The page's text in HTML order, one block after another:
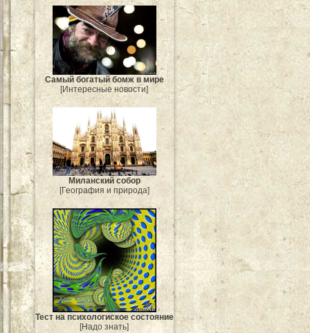
Самый богатый бомж в мире
[Интересные новости]
Миланский собор
[География и природа]
Тест на психологиское состояние
[Надо знать]